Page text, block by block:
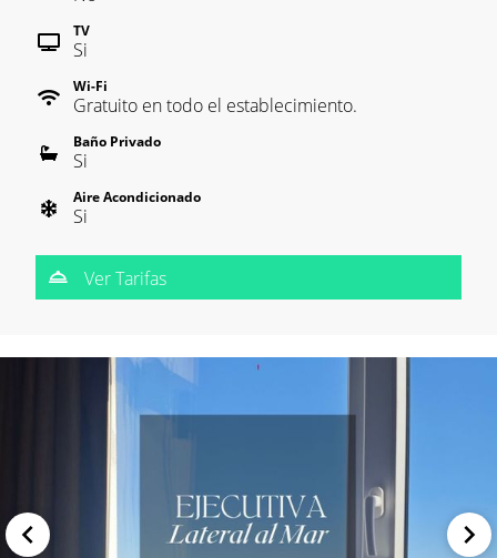
TV
Si
Wi-Fi
Gratuito en todo el establecimiento.
Baño Privado
Si
Aire Acondicionado
Si
Ver Tarifas